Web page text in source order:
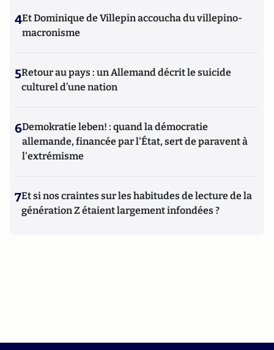
4Et Dominique de Villepin accoucha du villepino-
macronisme
5Retour au pays : un Allemand décrit le suicide
culturel d’une nation
6Demokratie leben! : quand la démocratie
allemande, financée par l'État, sert de paravent à
l'extrémisme
7Et si nos craintes sur les habitudes de lecture de la
génération Z étaient largement infondées ?